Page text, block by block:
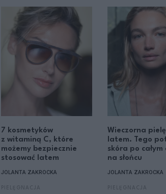
7 kosmetyków
z witaminą C, które
możemy bezpiecznie
stosować latem
JOLANTA ZAKROCKA
Wieczorna
latem. Tego
skóra po całym
na słońcu
JOLANTA ZAKROCKA